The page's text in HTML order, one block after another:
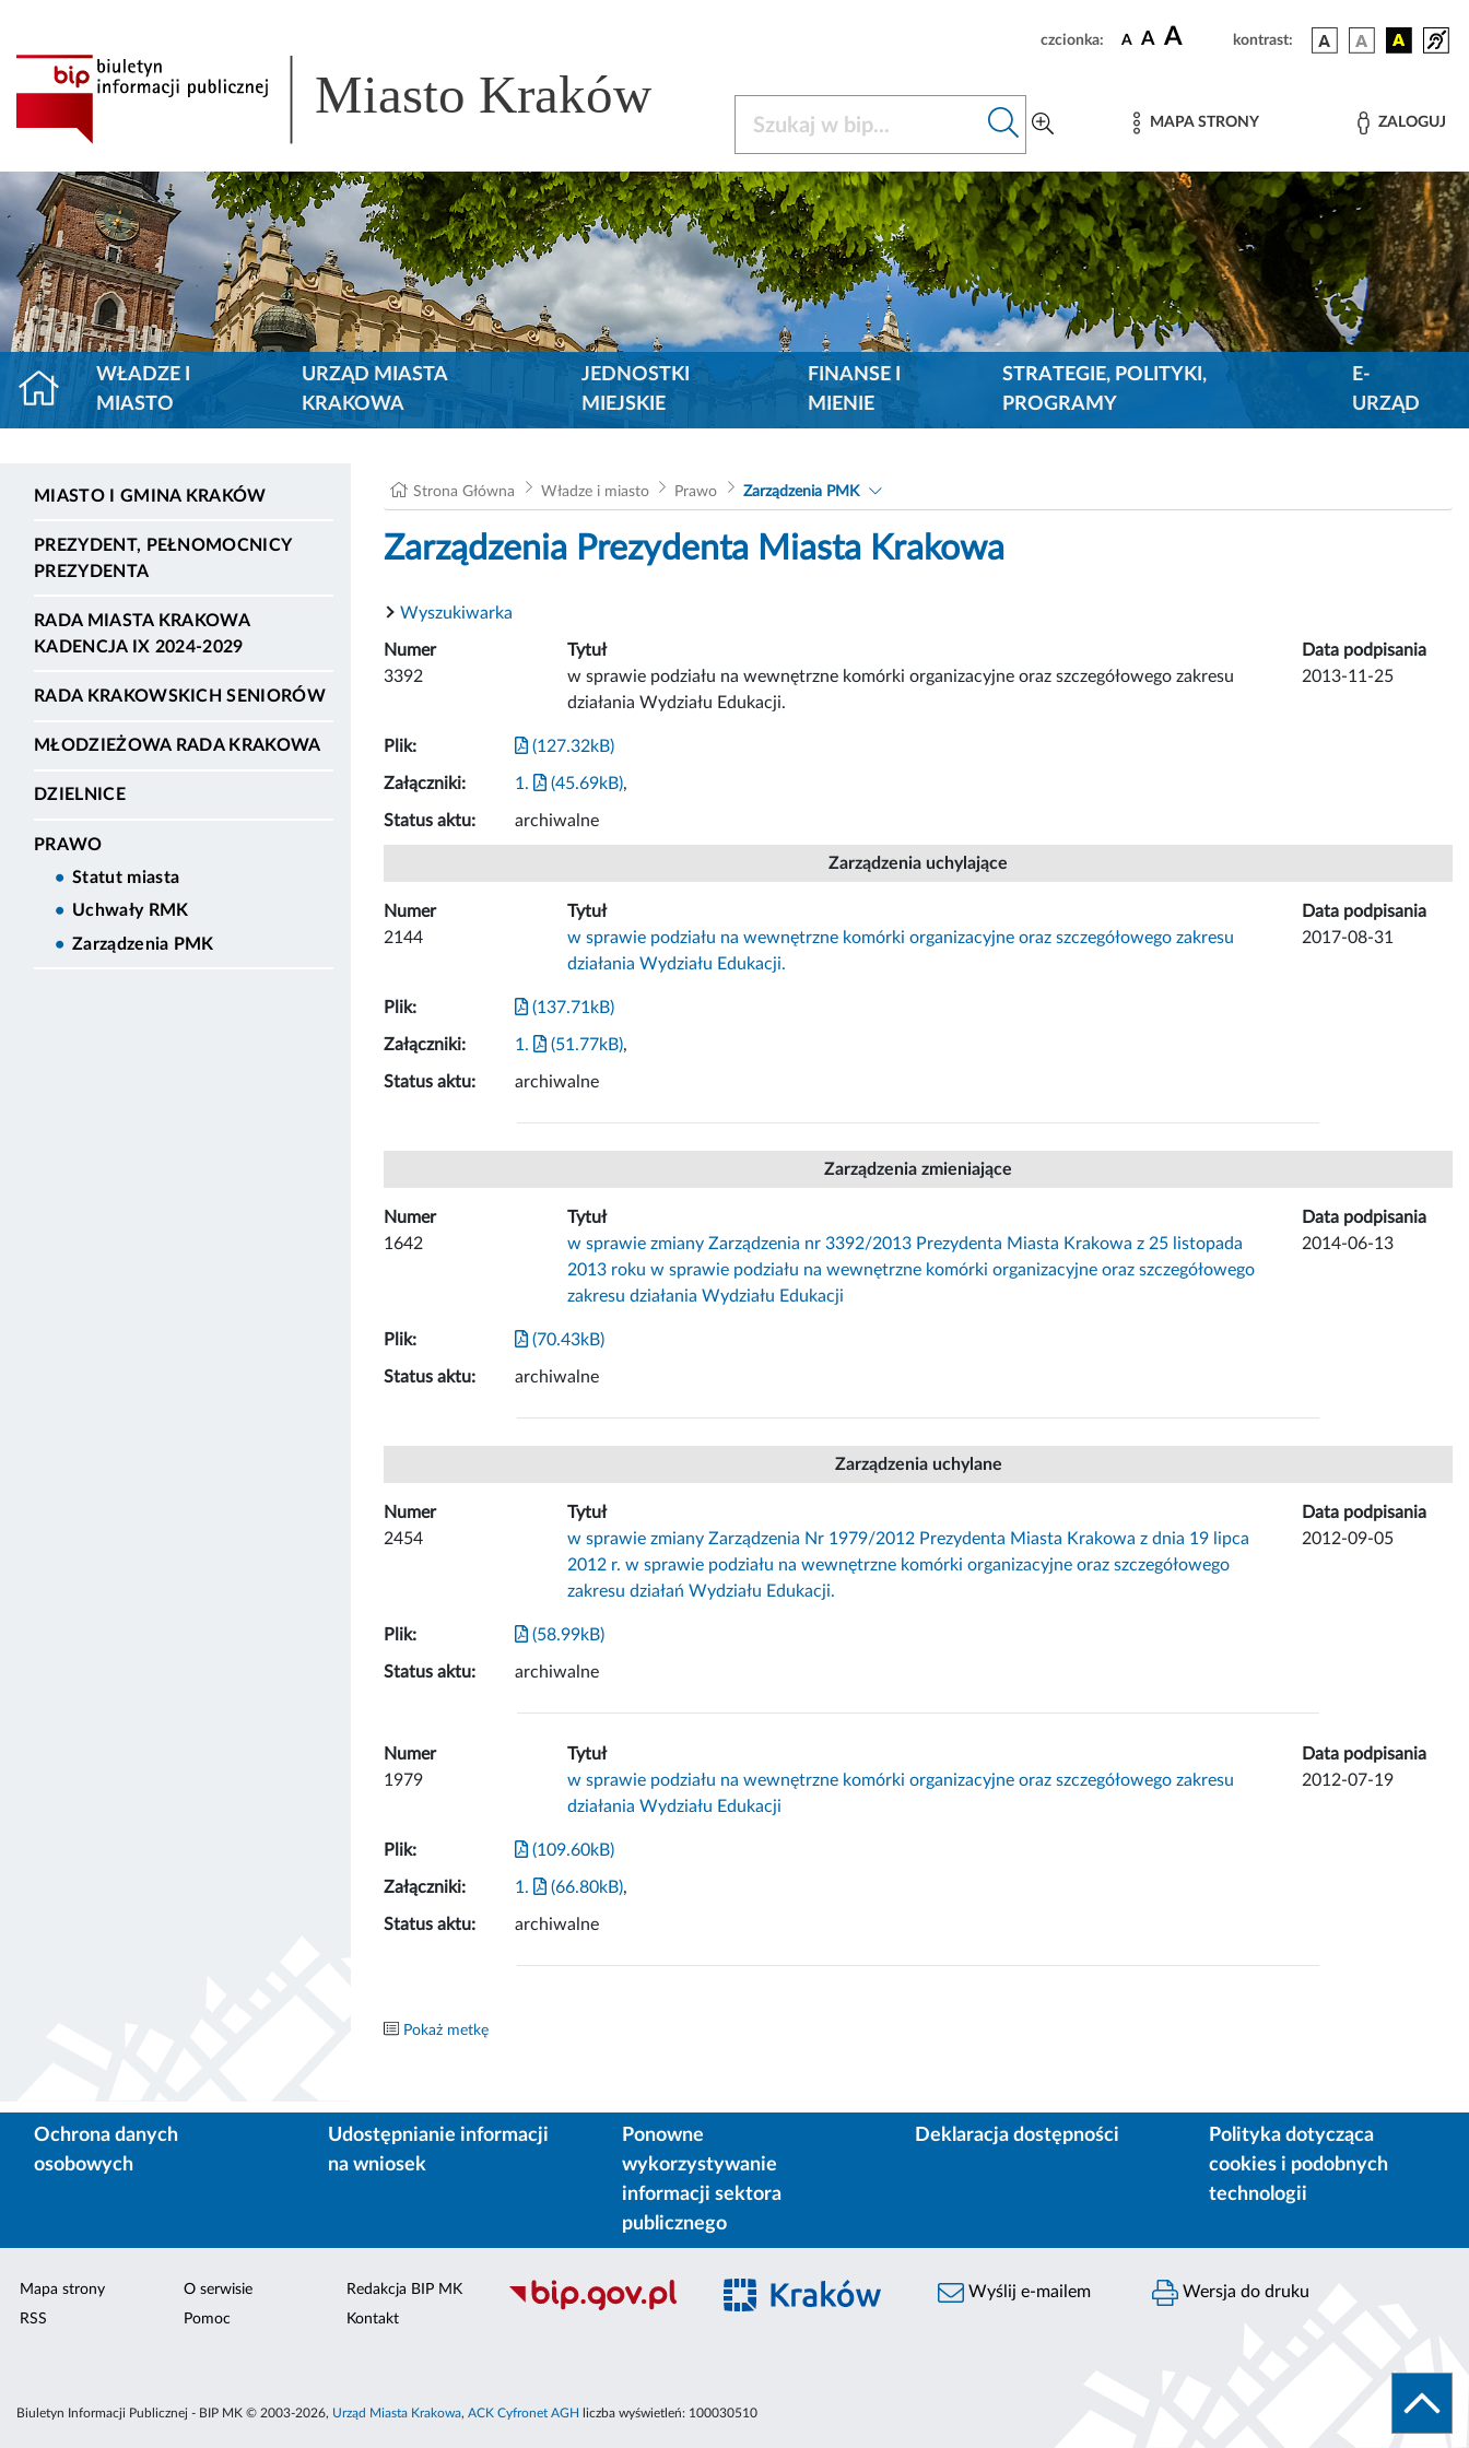
czcionka: A A A kontrast:
Miasto Kraków MAPA STRONY ZALOGUJ
WŁADZE I
MIASTO
URZĄD MIASTA
KRAKOWA
JEDNOSTKI
MIEJSKIE
FINANSE I
MIENIE
STRATEGIE, POLITYKI,
PROGRAMY
E-
URZĄD
MIASTO I GMINA KRAKÓW
PREZYDENT, PEŁNOMOCNICY
PREZYDENTA
RADA MIASTA KRAKOWA
KADENCJA IX 2024-2029
RADA KRAKOWSKICH SENIORÓW
MŁODZIEŻOWA RADA KRAKOWA
DZIELNICE
PRAWO
Statut miasta
Uchwały RMK
Zarządzenia PMK
Strona Główna Władze i miasto Prawo Zarządzenia PMK
Zarządzenia Prezydenta Miasta Krakowa
Wyszukiwarka
Numer Tytuł
Data podpisania
3392
w sprawie podziału na wewnętrzne komórki organizacyjne oraz szczegółowego zakresu
działania Wydziału Edukacji.
2013-11-25
Plik: (127.32kB)
Załączniki: 1. (45.69kB),
Status aktu: archiwalne
Zarządzenia uchylające
Numer Tytuł
Data podpisania
2144
w sprawie podziału na wewnętrzne komórki organizacyjne oraz szczegółowego zakresu
działania Wydziału Edukacji.
2017-08-31
Plik: (137.71kB)
Załączniki: 1. (51.77kB),
Status aktu: archiwalne
Zarządzenia zmieniające
Numer Tytuł
Data podpisania
1642
w sprawie zmiany Zarządzenia nr 3392/2013 Prezydenta Miasta Krakowa z 25 listopada
2013 roku w sprawie podziału na wewnętrzne komórki organizacyjne oraz szczegółowego
zakresu działania Wydziału Edukacji
2014-06-13
Plik: (70.43kB)
Status aktu: archiwalne
Zarządzenia uchylane
Numer Tytuł
Data podpisania
2454
w sprawie zmiany Zarządzenia Nr 1979/2012 Prezydenta Miasta Krakowa z dnia 19 lipca
2012 r. w sprawie podziału na wewnętrzne komórki organizacyjne oraz szczegółowego
zakresu działań Wydziału Edukacji.
2012-09-05
Plik: (58.99kB)
Status aktu: archiwalne
Numer Tytuł
Data podpisania
1979
w sprawie podziału na wewnętrzne komórki organizacyjne oraz szczegółowego zakresu
działania Wydziału Edukacji
2012-07-19
Plik: (109.60kB)
Załączniki: 1. (66.80kB),
Status aktu: archiwalne
Pokaż metkę
Ochrona danych
osobowych
Udostępnianie informacji
na wniosek
Ponowne
wykorzystywanie
informacji sektora
publicznego
Deklaracja dostępności
Polityka dotycząca
cookies i podobnych
technologii
Mapa strony
RSS
O serwisie
Pomoc
Redakcja BIP MK
Kontakt
Wyślij e-mailem Wersja do druku
Biuletyn Informacji Publicznej - BIP MK © 2003-2026, Urząd Miasta Krakowa, ACK Cyfronet AGH liczba wyświetleń: 100030510